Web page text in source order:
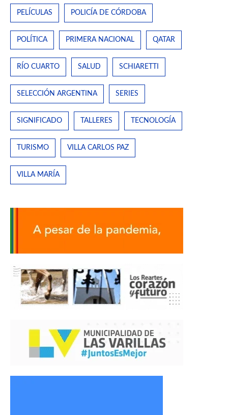
PELÍCULAS POLICÍA DE CÓRDOBA
POLÍTICA PRIMERA NACIONAL QATAR
RÍO CUARTO SALUD SCHIARETTI
SELECCIÓN ARGENTINA SERIES
SIGNIFICADO TALLERES TECNOLOGÍA
TURISMO VILLA CARLOS PAZ
VILLA MARÍA